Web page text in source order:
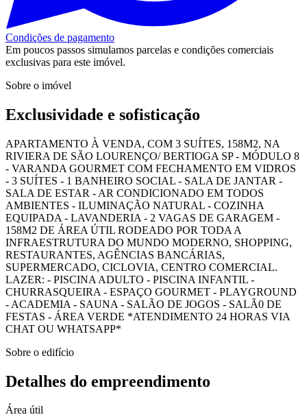
Condições de pagamento
Em poucos passos simulamos parcelas e condições comerciais
exclusivas para este imóvel.
Sobre o imóvel
Exclusividade e sofisticação
APARTAMENTO À VENDA, COM 3 SUÍTES, 158M2, NA
RIVIERA DE SÃO LOURENÇO/ BERTIOGA SP - MÓDULO 8
- VARANDA GOURMET COM FECHAMENTO EM VIDROS
- 3 SUÍTES - 1 BANHEIRO SOCIAL - SALA DE JANTAR -
SALA DE ESTAR - AR CONDICIONADO EM TODOS
AMBIENTES - ILUMINAÇÃO NATURAL - COZINHA
EQUIPADA - LAVANDERIA - 2 VAGAS DE GARAGEM -
158M2 DE ÁREA ÚTIL RODEADO POR TODA A
INFRAESTRUTURA DO MUNDO MODERNO, SHOPPING,
RESTAURANTES, AGÊNCIAS BANCÁRIAS,
SUPERMERCADO, CICLOVIA, CENTRO COMERCIAL.
LAZER: - PISCINA ADULTO - PISCINA INFANTIL -
CHURRASQUEIRA - ESPAÇO GOURMET - PLAYGROUND
- ACADEMIA - SAUNA - SALÃO DE JOGOS - SALÃ0 DE
FESTAS - ÁREA VERDE *ATENDIMENTO 24 HORAS VIA
CHAT OU WHATSAPP*
Sobre o edifício
Detalhes do empreendimento
Área útil